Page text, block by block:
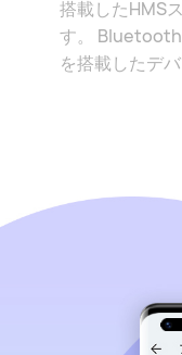
搭載したHMS
す。 Bluetooth
を搭載したデ